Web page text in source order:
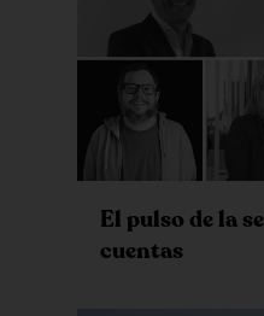
El pulso de la
cuentas